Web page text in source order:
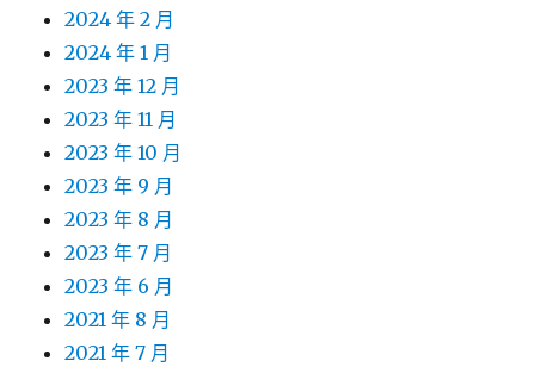
2024 年 2 月
2024 年 1 月
2023 年 12 月
2023 年 11 月
2023 年 10 月
2023 年 9 月
2023 年 8 月
2023 年 7 月
2023 年 6 月
2021 年 8 月
2021 年 7 月